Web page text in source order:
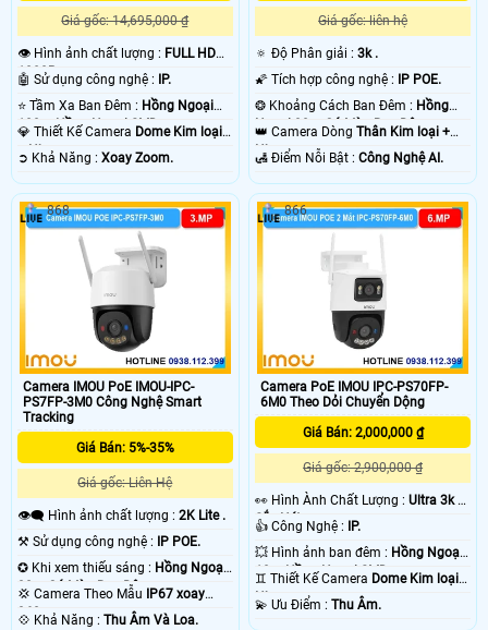
Giá gốc: 14,695,000 ₫
👁 Hình ảnh chất lượng : FULL HD
1080P .
🤖️ Sử dụng công nghệ : IP.
⭐ Tầm Xa Ban Đêm : Hồng Ngoại
100m Hồng Ngoại SMD.
💎 Thiết Kế Camera Dome Kim loại
+ Nhựa.
️➲ Khả Năng : Xoay Zoom.
Giá gốc: liên hệ
🔅 Độ Phân giải :3k .
🌠 Tích hợp công nghệ : IP POE.
❂ Khoảng Cách Ban Đêm : Hồng
Ngoại 30m Có Màu Ban Ðêm.
👑 Camera DòngThân Kim loại +
Nhựa.
️🛃 Điểm Nỗi Bật :Công Nghệ AI.
Camera IMOU PoE IMOU-IPC-
PS7FP-3M0 Công Nghệ Smart
Tracking
Giá Bán: 5%-35%
Giá gốc: Liên Hệ
👁️‍🗨 Hình ảnh chất lượng : 2K Lite .
⚒ Sử dụng công nghệ :
IP POE.
✪ Khi xem thiếu sáng : Hồng Ngoại
30m Có Màu Ban Ðêm.
💢 Camera Theo Mẫu
IP67 xoay
360.
️💠 Khả Năng : Thu Âm Và Loa.
868
Camera PoE IMOU IPC-PS70FP-
6M0 Theo Dỏi Chuyển Dộng
Giá Bán: 2,000,000 ₫
Giá gốc: 2,900,000 ₫
️👀 Hình Ành Chất Lượng :Ultra 3k +
Sắc Nét .
👍 Công Nghệ :
IP.
💥 Hình ảnh ban đêm : Hồng Ngoại
10m Hồng Ngoại SMD.
♊ Thiết Kế Camera Dome Kim loại +
Nhựa.
️💫 Ưu Điểm :Thu Âm.
866